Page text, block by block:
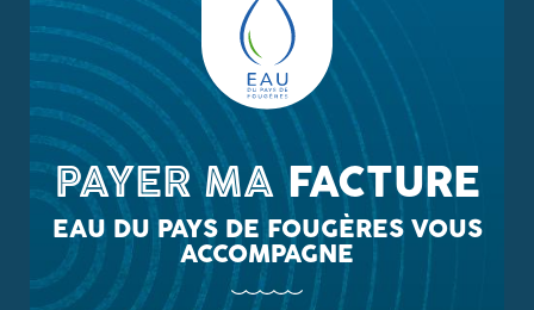
PAYER MAFACTURE
EAU DU PAYS DE FOUGÈRES VOUS
ACCOMPAGNE